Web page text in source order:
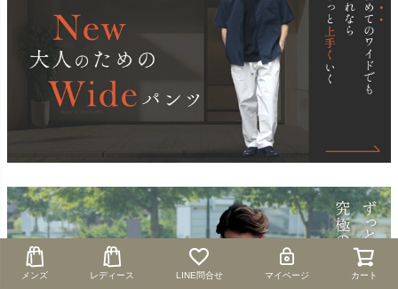
メンズ レディース LINE問合せ マイページ カート
メンズ レディース LINE問合せ マイページ カート